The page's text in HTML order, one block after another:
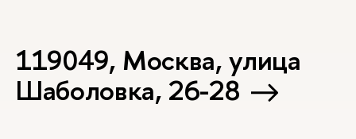
119049, Москва, улица
Шаболовка, 26-28